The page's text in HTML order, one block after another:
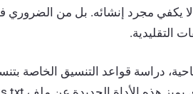
يكفي مجرد إنشائه. بل من الضروري
التقليدية.